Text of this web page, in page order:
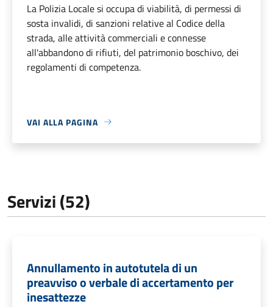
La Polizia Locale si occupa di viabilità, di permessi di
sosta invalidi, di sanzioni relative al Codice della
strada, alle attività commerciali e connesse
all'abbandono di rifiuti, del patrimonio boschivo, dei
regolamenti di competenza.
VAI ALLA PAGINA
Servizi (52)
Annullamento in autotutela di un
preavviso o verbale di accertamento per
inesattezze